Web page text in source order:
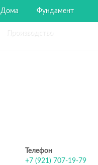
Дома Фундамент
Телефон
+7 (921) 707-19-79